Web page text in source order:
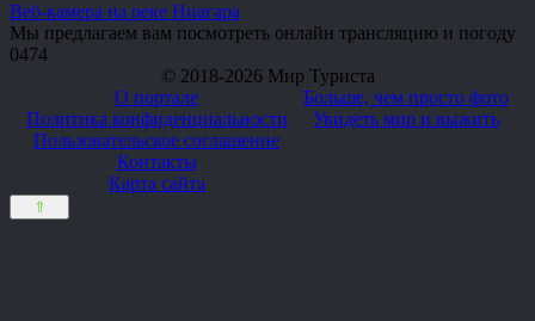
Веб-камера на реке Ниагара
Мы предлагаем вам посмотреть онлайн трансляцию и погоду
0474
© 2018-2026 Мир Туриста
О портале
Политика конфиденциальности
Пользовательское соглашение
Контакты
Карта сайта
Больше, чем просто фото
Увидеть мир и выжить